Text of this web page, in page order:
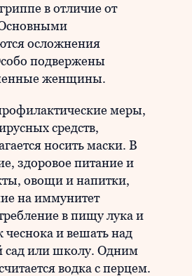
в отличие от
осложнения
подвержены
женщины.
меры,
средств,
носить маски. В
здоровое питание и
овощи и напитки,
на иммунитет
в пищу лука и
чеснока и вешать над
сад или школу. Одним
водка с перцем.